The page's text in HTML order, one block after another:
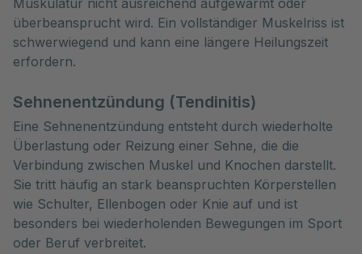
Muskulatur nicht ausreichend aufgewärmt oder
überbeansprucht wird. Ein vollständiger Muskelriss ist
schwerwiegend und kann eine längere Heilungszeit
erfordern.
Sehnenentzündung (Tendinitis)
Eine Sehnenentzündung entsteht durch wiederholte
Überlastung oder Reizung einer Sehne, die die
Verbindung zwischen Muskel und Knochen darstellt.
Sie tritt häufig an stark beanspruchten Körperstellen
wie Schulter, Ellenbogen oder Knie auf und ist
besonders bei wiederholenden Bewegungen im Sport
oder Beruf verbreitet.